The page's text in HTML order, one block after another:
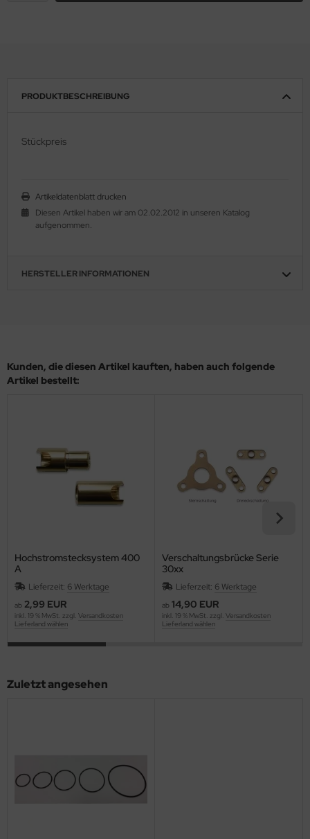
PRODUKTBESCHREIBUNG
Stückpreis
Artikeldatenblatt drucken
Diesen Artikel haben wir am 02.02.2012 in unseren Katalog
aufgenommen.
HERSTELLER INFORMATIONEN
Kunden, die diesen Artikel kauften, haben auch folgende
Artikel bestellt:
Hochstromstecksystem 400
A
Lieferzeit: 6 Werktage
ab 2,99 EUR
inkl. 19 % MwSt. zzgl. Versandkosten
Lieferland wählen
Verschaltungsbrücke Serie
30xx
Lieferzeit: 6 Werktage
ab 14,90 EUR
inkl. 19 % MwSt. zzgl. Versandkosten
Lieferland wählen
Zuletzt angesehen